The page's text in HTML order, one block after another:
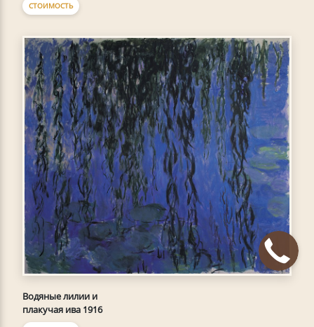
СТОИМОСТЬ
Водяные лилии и
плакучая ива 1916